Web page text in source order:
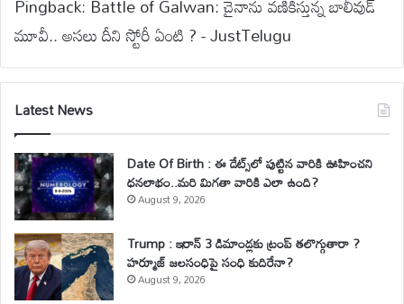
మూవీ.. అసలు దీని స్టోరీ ఏంటి ? - JustTelugu
Latest News
Date Of Birth : ఈ డేట్స్‌లో పుట్టిన వారికి ఊహించని
ధనలాభం..మరి మిగతా వారికి ఎలా ఉంది?
August 9, 2026
Trump : ఇరాన్ 3 డిమాండ్లకు ట్రంప్ తలొగ్గుతారా ?
హర్మూజ్ జలసంధిపై సంధి కుదిరేనా?
August 9, 2026